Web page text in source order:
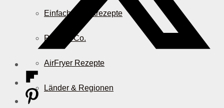
Einfache Salatrezepte
Pizza & Co.
AirFryer Rezepte
Länder & Regionen